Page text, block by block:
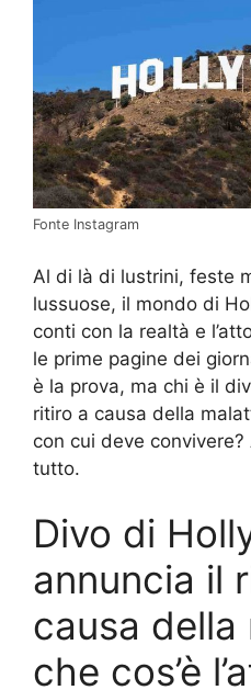
Fonte Instagram
Al di là di lustrini, feste
lussuose, il mondo di
conti con la realtà e
le prime pagine dei
è la prova, ma chi è il
ritiro a causa della
con cui deve
tutto.
Divo di
annuncia il
causa della
che cos’è